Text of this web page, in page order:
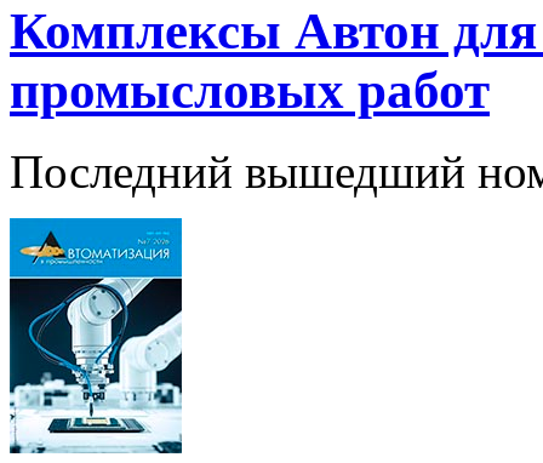
Комплексы Автон для
промысловых работ
Последний вышедший